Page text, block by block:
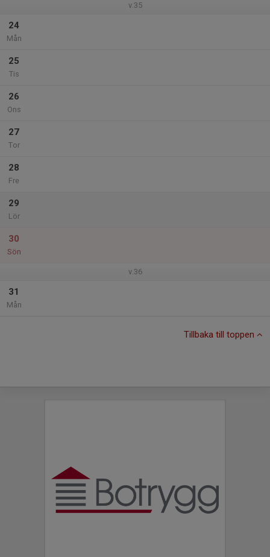
v.35
24
Mån
25
Tis
26
Ons
27
Tor
28
Fre
29
Lör
30
Sön
v.36
31
Mån
Tillbaka till toppen